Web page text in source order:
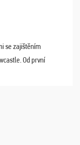
se zajištěním
Od první